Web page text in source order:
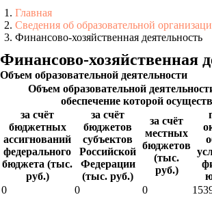
Главная
Сведения об образовательной
Финансово-хозяйственная деятельность
Финансово-хозяйственная
Объем образовательной деятельности
Объем образовательной
обеспечение которой
за счёт
бюджетных
ассигнований
федерального
бюджета (тыс.
руб.)
за счёт
бюджетов
субъектов
Российской
Федерации
(тыс. руб.)
за счёт
местных
бюджетов
(тыс.
руб.)
0
0 0